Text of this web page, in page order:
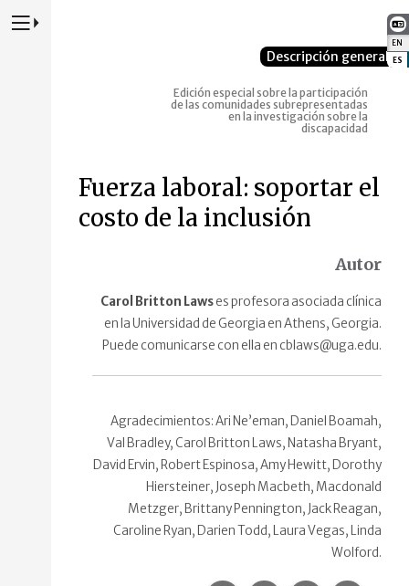
EN
ES
Presione para alternar la navegación principal del sitio web
Descripción general
Edición especial sobre la participación
de las comunidades subrepresentadas
en la investigación sobre la
discapacidad
Fuerza laboral: soportar el
costo de la inclusión
Autor
Carol Britton Lawses profesora asociada clínica
en la Universidad de Georgia en Athens, Georgia.
Puede comunicarse con ella en cblaws@uga.edu.
Agradecimientos: Ari Ne’eman, Daniel Boamah,
Val Bradley, Carol Britton Laws, Natasha Bryant,
David Ervin, Robert Espinosa, Amy Hewitt, Dorothy
Hiersteiner, Joseph Macbeth, Macdonald
Metzger, Brittany Pennington, Jack Reagan,
Caroline Ryan, Darien Todd, Laura Vegas, Linda
Wolford.